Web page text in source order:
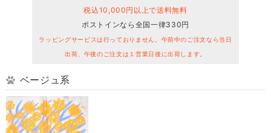
税込10,000円以上で送料無料
ポストインなら全国一律330円
ラッピングサービスは行っておりません。午前中のご注文なら当日
出荷、午後のご注文は１営業日後に出荷します。
ベージュ系